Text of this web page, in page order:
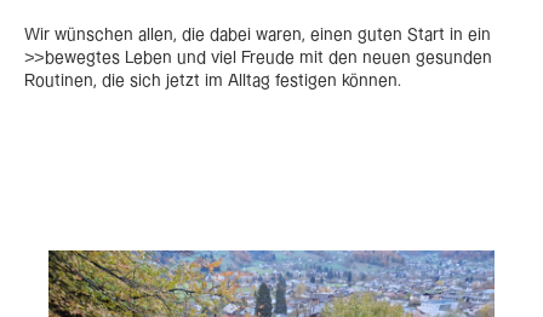
Wir wünschen allen, die dabei waren, einen guten Start in ein
>>bewegtes Leben und viel Freude mit den neuen gesunden
Routinen, die sich jetzt im Alltag festigen können.